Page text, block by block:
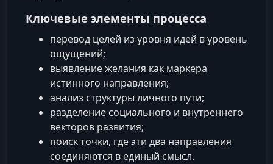
Ключевые элементы процесса
перевод целей из уровня идей в уровень
ощущений;
выявление желания как маркера
истинного направления;
анализ структуры личного пути;
разделение социального и внутреннего
векторов развития;
поиск точки, где эти два направления
соединяются в единый смысл.